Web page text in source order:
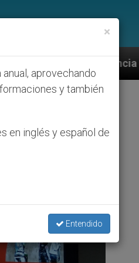
ante caso de
×
aprovechando
y también
en inglés y español de
Entendido